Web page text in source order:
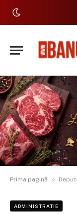
Prima pagină » Deputatul
ADMINISTRATIE